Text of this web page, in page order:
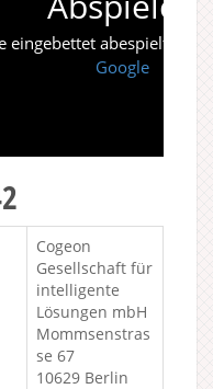
eingebettet abespielt. Es
Google
Cogeon
Gesellschaft für
intelligente
Lösungen mbH
Mommsenstras
se 67
10629 Berlin